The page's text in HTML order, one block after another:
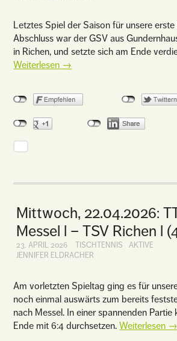
Letztes Spiel der Saison für unsere
Abschluss war der GSV aus
in Richen, und setzte sich am Ende
Weiterlesen →
Mittwoch, 22.04.2026:
Messel l – TSV Richen l
23. APRIL 2026 TISCHTENNIS
AKTIVE
JENNIFER ELDRACHER
Am vorletzten Spieltag ging es für
noch einmal auswärts zum bereits
nach Messel. In einer spannenden
Ende mit 6:4 durchsetzen.Weiterlesen →